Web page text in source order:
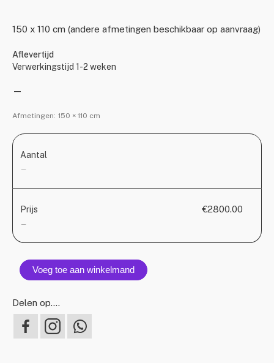
150 x 110 cm (andere afmetingen beschikbaar op aanvraag)
Aflevertijd
Verwerkingstijd 1-2 weken
—
Afmetingen: 150 × 110 cm
Aantal
—
Prijs
—
€2800.00
Voeg toe aan winkelmand
Delen op….